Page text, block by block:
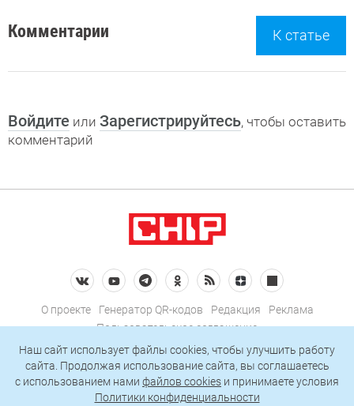
Комментарии К статье
Войдите или Зарегистрируйтесь, чтобы оставить
комментарий
О проекте Генератор QR-кодов Редакция
Реклама
Пользовательское соглашение
Политика конфиденциальности
Подписаться на рассылку
Наш сайт использует файлы cookies, чтобы улучшить работу
сайта. Продолжая использование сайта, вы соглашаетесь
c использованием нами файлов cookies и принимаете условия
Политики конфиденциальности